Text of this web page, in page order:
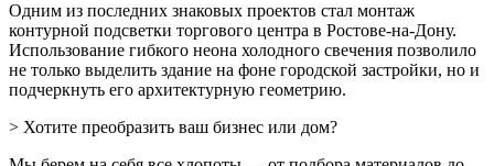
Одним из последних знаковых проектов стал монтаж
контурной подсветки торгового центра в Ростове-на-Дону.
Использование гибкого неона холодного свечения позволило
не только выделить здание на фоне городской застройки, но и
подчеркнуть его архитектурную геометрию.
> Хотите преобразить ваш бизнес или дом?